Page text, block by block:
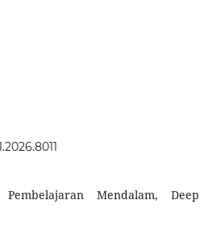
Mendalam, Deep